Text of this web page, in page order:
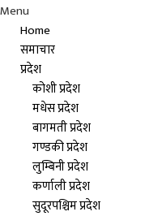
Menu
Home
समाचार
प्रदेश
कोशी प्रदेश
मधेस प्रदेश
बागमती प्रदेश
गण्डकी प्रदेश
लुम्बिनी प्रदेश
कर्णाली प्रदेश
सुदूरपश्चिम प्रदेश